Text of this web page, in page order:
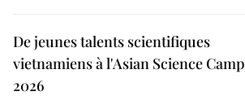
De jeunes talents scientifiques
vietnamiens à l'Asian Science Camp
2026